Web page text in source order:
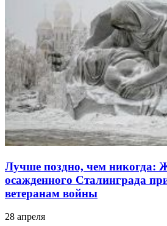
Лучше поздно, чем никогда:
осажденного Сталинграда
ветеранам войны
28 апреля